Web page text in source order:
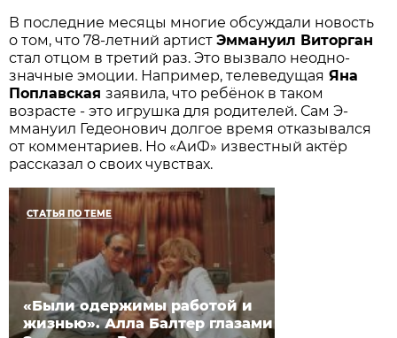
В последние месяцы многие обсуждали новость
о том, что 78-летний артистЭммануил В­иторган
стал отцом в третий раз. Это вызвало неодно­
значные эмоции. Например, телеведущая Яна
Поплавскаязаявила, что ребёнок в таком
возрасте - это игрушка для родителей. Сам Э­
ммануил Гедеонович долгое время отказывался
от комментариев. Но «АиФ» известный актёр
рассказал о с­воих чувствах.
СТАТЬЯ ПО ТЕМЕ
«Были одержимы работой и
жизнью». Алла Балтер глазами